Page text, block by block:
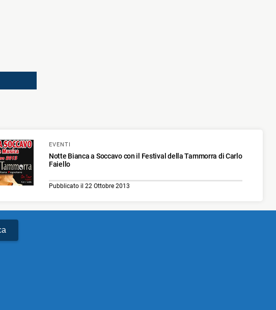
EVENTI
Notte Bianca a Soccavo con il Festival della Tammorra di Carlo
Faiello
Pubblicato il 22 Ottobre 2013